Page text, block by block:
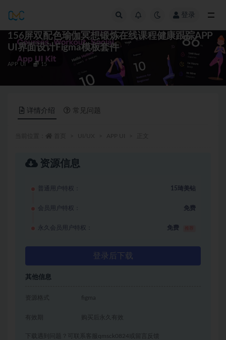
登录
156屏双配色瑜伽冥想锻炼在线课程健康跟踪APP
UI界面设计Figma模板套件
APP UI 15
详情介绍 常见问题
资源信息
普通用户特权： 15琦美钻
会员用户特权： 免费
永久会员用户特权： 免费
登录后下载
其他信息
资源格式 figma
有效期 购买后永久有效
下载遇到问题？可联系客服qmsck0824或留言反馈